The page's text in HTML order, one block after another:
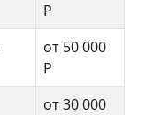
Р
от 50 000
Р
от 30 000